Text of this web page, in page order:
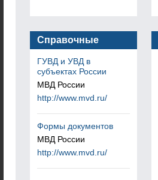
Справочные
услуги
ГУВД и УВД в
субъектах России
МВД России
http://www.mvd.ru/
Формы документов
МВД России
http://www.mvd.ru/